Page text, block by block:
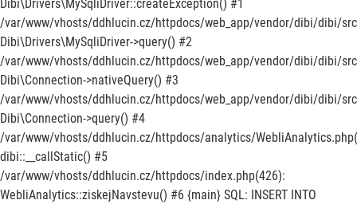
Dibi\Drivers\MySqliDriver::createException() #1
/var/www/vhosts/ddhlucin.cz/httpdocs/web_app/vendor/dibi/dibi/
Dibi\Drivers\MySqliDriver->query() #2
/var/www/vhosts/ddhlucin.cz/httpdocs/web_app/vendor/dibi/dibi/
Dibi\Connection->nativeQuery() #3
/var/www/vhosts/ddhlucin.cz/httpdocs/web_app/vendor/dibi/dibi/
Dibi\Connection->query() #4
/var/www/vhosts/ddhlucin.cz/httpdocs/analytics/
dibi::__callStatic() #5
/var/www/vhosts/ddhlucin.cz/httpdocs/index.php(426):
WebliAnalytics::ziskejNavstevu() #6 {main} SQL: INSERT INTO